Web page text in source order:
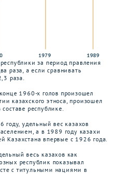
за период правления
раза, а если сравнивать
раза.
1960-х голов произошел
казахского этноса, произошел
республике.
году, удельный вес казахов
а в 1989 году казахи
Казахстана впервые с 1926 года.
весь казахов как
республик показывал
с титульными нациями в